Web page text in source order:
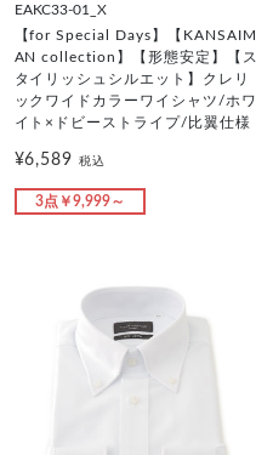
EAKC33-01_X
【for Special Days】【KANSAIM
AN collection】【形態安定】【ス
タイリッシュシルエット】クレリ
ックワイドカラーワイシャツ/ホワ
イト×ドビーストライプ/比翼仕様
¥6,589税込
3点￥9,999～